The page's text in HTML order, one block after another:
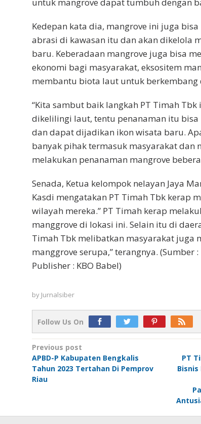
untuk mangrove dapat tumbuh dengan
Kedepan kata dia, mangrove ini juga
abrasi di kawasan itu dan akan dikelola
baru. Keberadaan mangrove juga bisa
ekonomi bagi masyarakat, eksositem
membantu biota laut untuk berkembang
“Kita sambut baik langkah PT Timah
dikelilingi laut, tentu penanaman itu
dan dapat dijadikan ikon wisata baru.
banyak pihak termasuk masyarakat dan
melakukan penanaman mangrove
Senada, Ketua kelompok nelayan Jaya
Kasdi mengatakan PT Timah Tbk kerap
wilayah mereka.” PT Timah kerap
manggrove di lokasi ini. Selain itu di
Timah Tbk melibatkan masyarakat juga
manggrove serupa,” terangnya. (Sumber
Publisher : KBO Babel)
by Jurnalsiber
Follow Us On
Post
navigation
Previous post
APBD-P Kabupaten Bengkalis
Tahun 2023 Tertahan Di Pemprov
Riau
PT
Bisnis